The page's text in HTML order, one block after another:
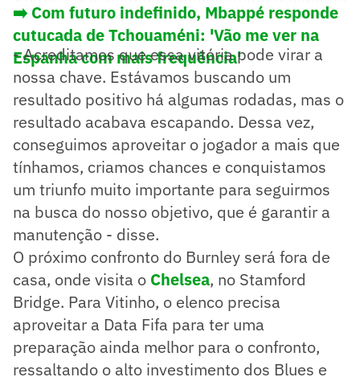
➡️ Com futuro indefinido, Mbappé responde
cutucada de Tchouaméni: 'Vão me ver na
Espanha com mais frequência'
- Acreditamos que essa vitória pode virar a
nossa chave. Estávamos buscando um
resultado positivo há algumas rodadas, mas o
resultado acabava escapando. Dessa vez,
conseguimos aproveitar o jogador a mais que
tínhamos, criamos chances e conquistamos
um triunfo muito importante para seguirmos
na busca do nosso objetivo, que é garantir a
manutenção - disse.
O próximo confronto do Burnley será fora de
casa, onde visita o Chelsea, no Stamford
Bridge. Para Vitinho, o elenco precisa
aproveitar a Data Fifa para ter uma
preparação ainda melhor para o confronto,
ressaltando o alto investimento dos Blues e